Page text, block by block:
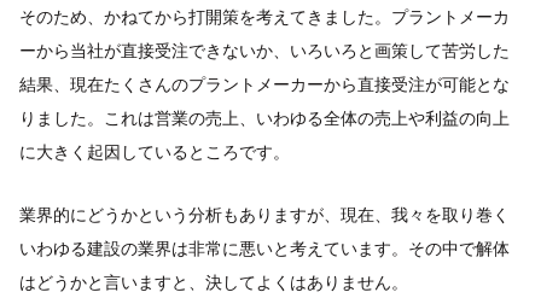
そのため、かねてから打開策を考えてきました。プラントメーカ
ーから当社が直接受注できないか、いろいろと画策して苦労した
結果、現在たくさんのプラントメーカーから直接受注が可能とな
りました。これは営業の売上、いわゆる全体の売上や利益の向上
に大きく起因しているところです。
業界的にどうかという分析もありますが、現在、我々を取り巻く
いわゆる建設の業界は非常に悪いと考えています。その中で解体
はどうかと言いますと、決してよくはありません。